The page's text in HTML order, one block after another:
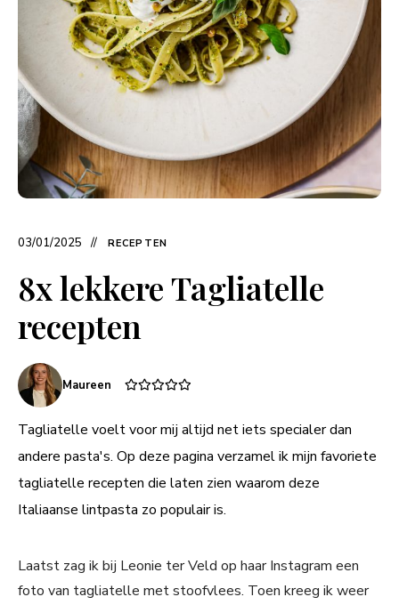
03/01/2025 RECEPTEN
8x lekkere Tagliatelle
recepten
Maureen
Tagliatelle voelt voor mij altijd net iets specialer dan
andere pasta's. Op deze pagina verzamel ik mijn favoriete
tagliatelle recepten die laten zien waarom deze
Italiaanse lintpasta zo populair is.
Laatst zag ik bij Leonie ter Veld op haar Instagram een
foto van tagliatelle met stoofvlees. Toen kreeg ik weer